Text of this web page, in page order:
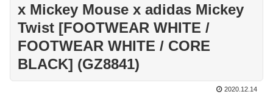
x Mickey Mouse x adidas Mickey
Twist [FOOTWEAR WHITE /
FOOTWEAR WHITE / CORE
BLACK] (GZ8841)
2020.12.14